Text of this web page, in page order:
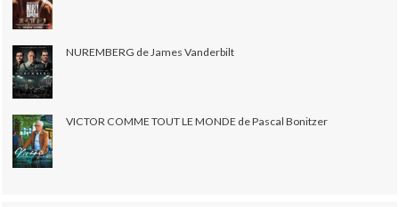
NUREMBERG de James Vanderbilt
VICTOR COMME TOUT LE MONDE de Pascal Bonitzer